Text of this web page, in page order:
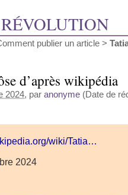
publier un article >
d’après wikipédia
2024, par anonyme (Date de
wiki/Tatia…
2024